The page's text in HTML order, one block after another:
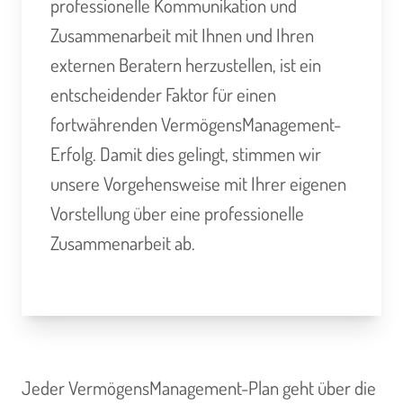
professionelle Kommunikation und
Zusammenarbeit mit Ihnen und Ihren
externen Beratern herzustellen, ist ein
entscheidender Faktor für einen
fortwährenden VermögensManagement-
Erfolg. Damit dies gelingt, stimmen wir
unsere Vorgehensweise mit Ihrer eigenen
Vorstellung über eine professionelle
Zusammenarbeit ab.
Jeder VermögensManagement-Plan geht über die